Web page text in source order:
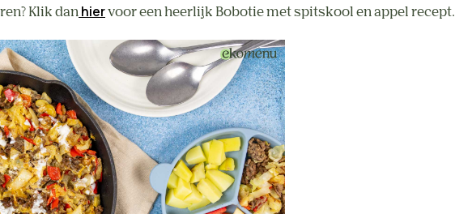
Klik dan hiervoor een heerlijk Bobotie met spitskool en appel recept.